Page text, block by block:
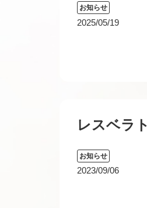
お知らせ
2025/05/19
レスベラ
お知らせ
2023/09/06